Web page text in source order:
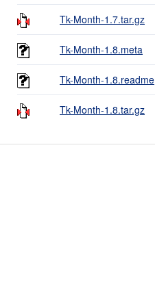
Tk-Month-1.7.tar.gz
Tk-Month-1.8.meta
Tk-Month-1.8.readme
Tk-Month-1.8.tar.gz